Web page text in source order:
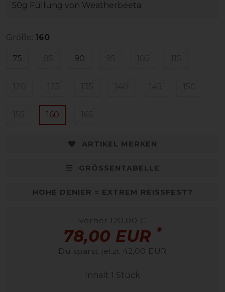
50g Füllung von Weatherbeeta
Größe: 160
75 90
160
ARTIKEL MERKEN
GRÖSSENTABELLE
HOHE DENIER = EXTREM REISSFEST?
vorher 120,00 €
78,00 EUR *
Du sparst jetzt 42,00 EUR
Inhalt 1 Stück